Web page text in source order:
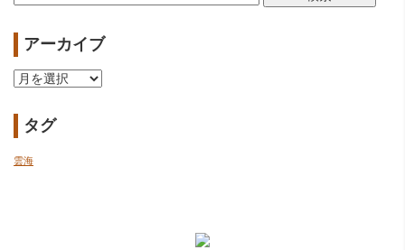
アーカイブ
ア
カ
イ
ブ
タグ
雲海